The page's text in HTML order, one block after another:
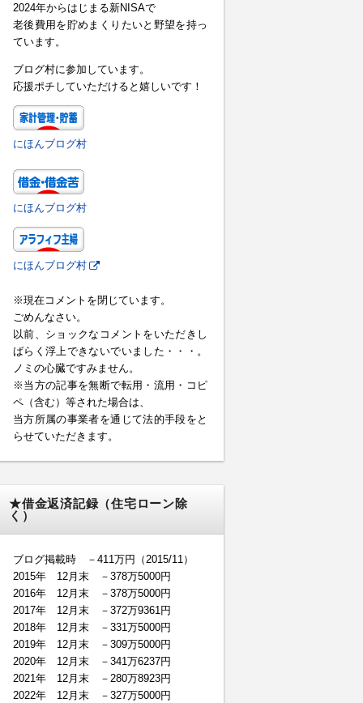
2024年からはじまる新NISAで
老後費用を貯めまくりたいと野望を持っ
ています。
ブログ村に参加しています。
応援ポチしていただけると嬉しいです！
にほんブログ村
にほんブログ村
にほんブログ村
※現在コメントを閉じています。
ごめんなさい。
以前、ショックなコメントをいただきし
ばらく浮上できないでいました・・・。
ノミの心臓ですみません。
※当方の記事を無断で転用・流用・コピ
ペ（含む）等された場合は、
当方所属の事業者を通じて法的手段をと
らせていただきます。
★借金返済記録（住宅ローン除
く）
ブログ掲載時 －411万円（2015/11）
2015年 12月末 －378万5000円
2016年 12月末 －378万5000円
2017年 12月末 －372万9361円
2018年 12月末 －331万5000円
2019年 12月末 －309万5000円
2020年 12月末 －341万6237円
2021年 12月末 －280万8923円
2022年 12月末 －327万5000円